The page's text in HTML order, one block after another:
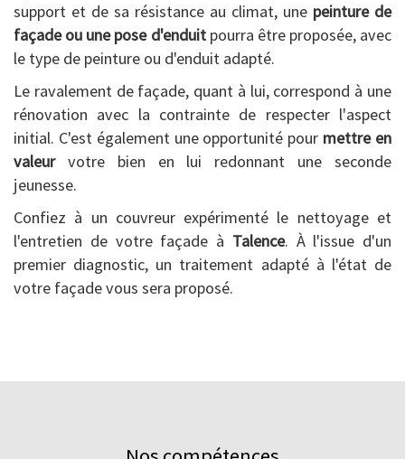
support et de sa résistance au climat, une peinture de
façade ou une pose d'enduitpourra être proposée, avec
le type de peinture ou d'enduit adapté.
Le ravalement de façade, quant à lui, correspond à une
rénovation avec la contrainte de respecter l'aspect
initial. C'est également une opportunité pour mettre en
valeurvotre bien en lui redonnant une seconde
jeunesse.
Confiez à un couvreur expérimenté le nettoyage et
l'entretien de votre façade à Talence. À l'issue d'un
premier diagnostic, un traitement adapté à l'état de
votre façade vous sera proposé.